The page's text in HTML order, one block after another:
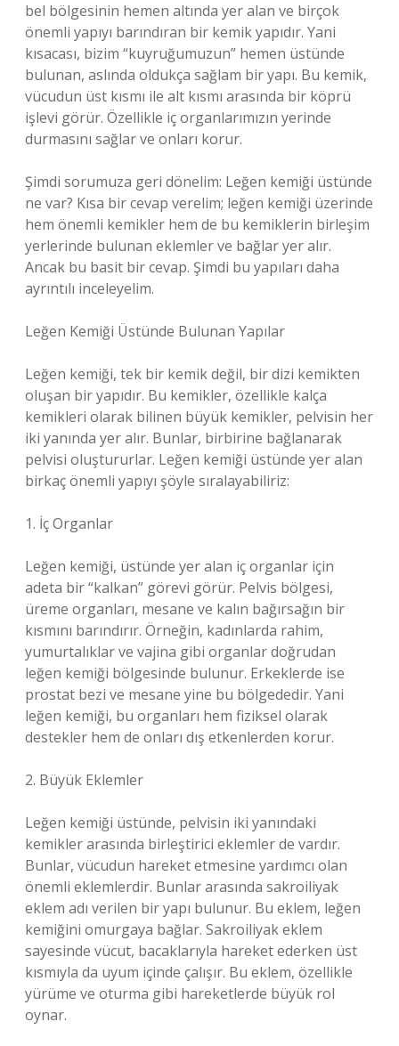
bel bölgesinin hemen altında yer alan ve birçok
önemli yapıyı barındıran bir kemik yapıdır. Yani
kısacası, bizim “kuyruğumuzun” hemen üstünde
bulunan, aslında oldukça sağlam bir yapı. Bu kemik,
vücudun üst kısmı ile alt kısmı arasında bir köprü
işlevi görür. Özellikle iç organlarımızın yerinde
durmasını sağlar ve onları korur.
Şimdi sorumuza geri dönelim: Leğen kemiği üstünde
ne var? Kısa bir cevap verelim; leğen kemiği üzerinde
hem önemli kemikler hem de bu kemiklerin birleşim
yerlerinde bulunan eklemler ve bağlar yer alır.
Ancak bu basit bir cevap. Şimdi bu yapıları daha
ayrıntılı inceleyelim.
Leğen Kemiği Üstünde Bulunan Yapılar
Leğen kemiği, tek bir kemik değil, bir dizi kemikten
oluşan bir yapıdır. Bu kemikler, özellikle kalça
kemikleri olarak bilinen büyük kemikler, pelvisin her
iki yanında yer alır. Bunlar, birbirine bağlanarak
pelvisi oluştururlar. Leğen kemiği üstünde yer alan
birkaç önemli yapıyı şöyle sıralayabiliriz:
1. İç Organlar
Leğen kemiği, üstünde yer alan iç organlar için
adeta bir “kalkan” görevi görür. Pelvis bölgesi,
üreme organları, mesane ve kalın bağırsağın bir
kısmını barındırır. Örneğin, kadınlarda rahim,
yumurtalıklar ve vajina gibi organlar doğrudan
leğen kemiği bölgesinde bulunur. Erkeklerde ise
prostat bezi ve mesane yine bu bölgededir. Yani
leğen kemiği, bu organları hem fiziksel olarak
destekler hem de onları dış etkenlerden korur.
2. Büyük Eklemler
Leğen kemiği üstünde, pelvisin iki yanındaki
kemikler arasında birleştirici eklemler de vardır.
Bunlar, vücudun hareket etmesine yardımcı olan
önemli eklemlerdir. Bunlar arasında sakroiliyak
eklem adı verilen bir yapı bulunur. Bu eklem, leğen
kemiğini omurgaya bağlar. Sakroiliyak eklem
sayesinde vücut, bacaklarıyla hareket ederken üst
kısmıyla da uyum içinde çalışır. Bu eklem, özellikle
yürüme ve oturma gibi hareketlerde büyük rol
oynar.